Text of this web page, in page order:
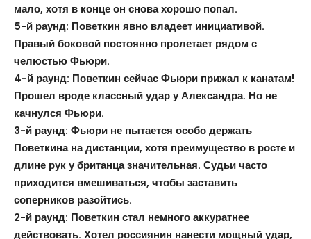
мало, хотя в конце он снова хорошо попал.
5-й раунд: Поветкин явно владеет инициативой.
Правый боковой постоянно пролетает рядом с
челюстью Фьюри.
4-й раунд: Поветкин сейчас Фьюри прижал к канатам!
Прошел вроде классный удар у Александра. Но не
качнулся Фьюри.
3-й раунд: Фьюри не пытается особо держать
Поветкина на дистанции, хотя преимущество в росте и
длине рук у британца значительная. Судьи часто
приходится вмешиваться, чтобы заставить
соперников разойтись.
2-й раунд: Поветкин стал немного аккуратнее
действовать. Хотел россиянин нанести мощный удар,